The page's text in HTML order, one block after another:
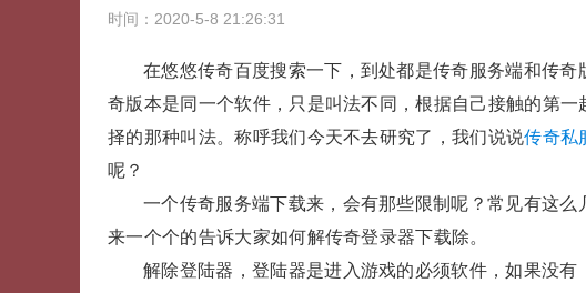
时间：2020-5-8 21:26:31
在悠悠传奇百度搜索一下，到处都是传奇服务端和传
奇版本是同一个软件，只是叫法不同，根据自己接触的第
择的那种叫法。称呼我们今天不去研究了，我们说说传奇私
呢？
一个传奇服务端下载来，会有那些限制呢？常见有这
来一个个的告诉大家如何解传奇登录器下载除。
解除登陆器，登陆器是进入游戏的必须软件，如果没